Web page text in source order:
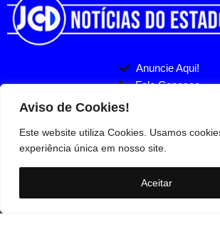
Anuncie Aqui!
Fale Conosco
Politicas de Privacidade